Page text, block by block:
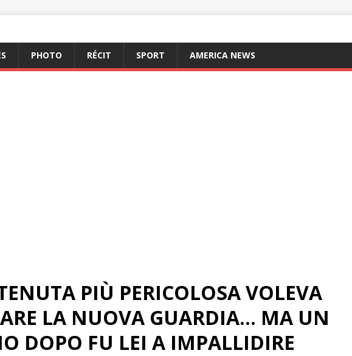
PHOTO RÉCIT SPORT AMERICA NEWS
PIÙ PERICOLOSA VOLEVA
LA NUOVA GUARDIA… MA UN
DOPO FU LEI A IMPALLIDIRE